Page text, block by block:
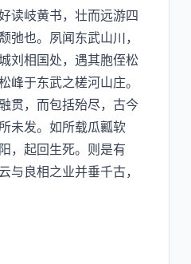
读岐黄书，壮而远游四
也。夙闻东武山川，
刘相国处，遇其胞侄松
于东武之槎河山庄。
贯，而包括殆尽，古今
未发。如所载瓜瓤软
，起回生死。则是有
良相之业并垂千古，